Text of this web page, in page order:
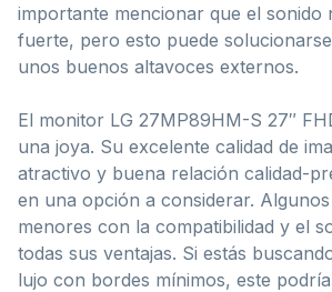
importante mencionar que el sonido
fuerte, pero esto puede
unos buenos altavoces externos.
El monitor LG 27MP89HM-S 27″
una joya. Su excelente calidad de
atractivo y buena relación calidad-
en una opción a considerar.
menores con la compatibilidad y el
todas sus ventajas. Si estás
lujo con bordes mínimos, este